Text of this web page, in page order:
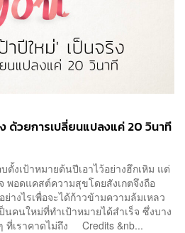
ง ด้วยการเปลี่ยนแปลงแค่ 20 วินาที
งเป้าหมายต้นปีเอาไว้อย่างฮึกเหิม แต่
พอดแคสต์ความสุขโดยสังเกตจึงถือ
างไรเพื่อจะได้ก้าวข้ามความล้มเหลว
นคนใหม่ที่ทำเป้าหมายได้สำเร็จ ซึ่งบาง
ที่เราคาดไม่ถึง Credits &nb...